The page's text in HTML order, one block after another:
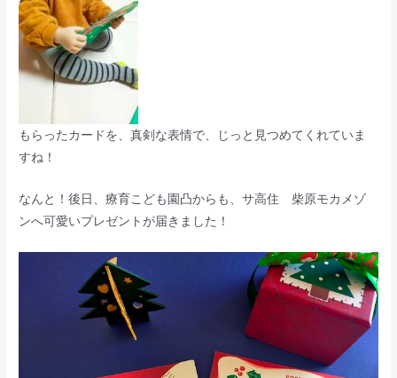
もらったカードを、真剣な表情で、じっと見つめてくれていま
すね！
なんと！後日、療育こども園凸からも、サ高住 柴原モカメゾ
ンへ可愛いプレゼントが届きました！